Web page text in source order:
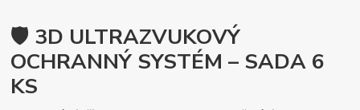
🛡️ 3D ULTRAZVUKOVÝ
OCHRANNÝ SYSTÉM – SADA 6
KS